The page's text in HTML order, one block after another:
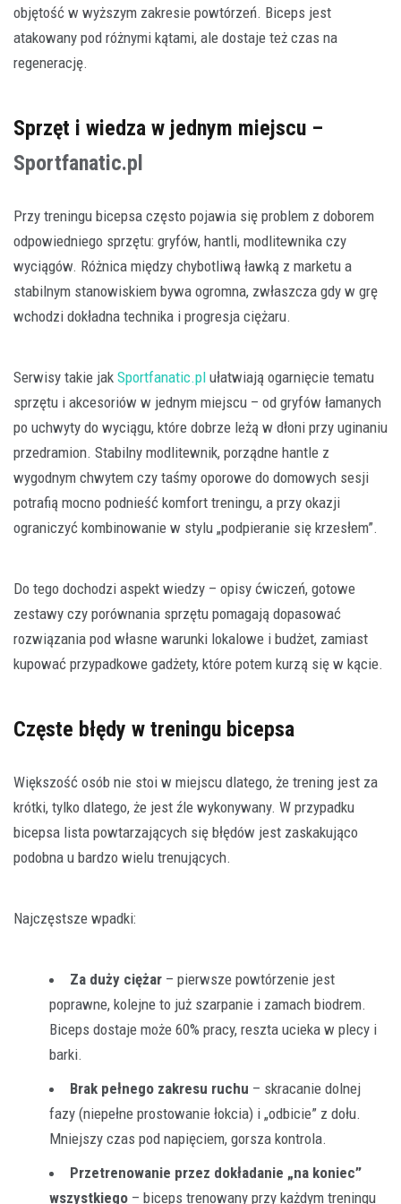
objętość w wyższym zakresie powtórzeń. Biceps jest
atakowany pod różnymi kątami, ale dostaje też czas na
regenerację.
Sprzęt i wiedza w jednym miejscu –
Sportfanatic.pl
Przy treningu bicepsa często pojawia się problem z doborem
odpowiedniego sprzętu: gryfów, hantli, modlitewnika czy
wyciągów. Różnica między chybotliwą ławką z marketu a
stabilnym stanowiskiem bywa ogromna, zwłaszcza gdy w grę
wchodzi dokładna technika i progresja ciężaru.
Serwisy takie jak Sportfanatic.pl ułatwiają ogarnięcie tematu
sprzętu i akcesoriów w jednym miejscu – od gryfów łamanych
po uchwyty do wyciągu, które dobrze leżą w dłoni przy uginaniu
przedramion. Stabilny modlitewnik, porządne hantle z
wygodnym chwytem czy taśmy oporowe do domowych sesji
potrafią mocno podnieść komfort treningu, a przy okazji
ograniczyć kombinowanie w stylu „podpieranie się krzesłem”.
Do tego dochodzi aspekt wiedzy – opisy ćwiczeń, gotowe
zestawy czy porównania sprzętu pomagają dopasować
rozwiązania pod własne warunki lokalowe i budżet, zamiast
kupować przypadkowe gadżety, które potem kurzą się w kącie.
Częste błędy w treningu bicepsa
Większość osób nie stoi w miejscu dlatego, że trening jest za
krótki, tylko dlatego, że jest źle wykonywany. W przypadku
bicepsa lista powtarzających się błędów jest zaskakująco
podobna u bardzo wielu trenujących.
Najczęstsze wpadki:
Za duży ciężar – pierwsze powtórzenie jest
poprawne, kolejne to już szarpanie i zamach biodrem.
Biceps dostaje może 60% pracy, reszta ucieka w plecy i
barki.
Brak pełnego zakresu ruchu – skracanie dolnej
fazy (niepełne prostowanie łokcia) i „odbicie” z dołu.
Mniejszy czas pod napięciem, gorsza kontrola.
Przetrenowanie przez dokładanie „na koniec”
wszystkiego – biceps trenowany przy każdym treningu